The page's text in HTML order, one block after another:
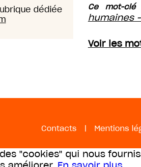
dédiée
Ce mot-
humaines
Voir les
Contacts | Mentions
"cookies" qui nous